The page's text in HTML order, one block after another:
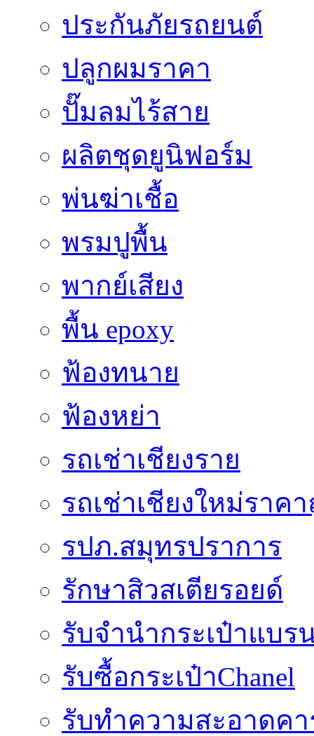
ประกันภัยรถยนต์
ปลูกผมราคา
ปั๊มลมไร้สาย
ผลิตชุดยูนิฟอร์ม
พ่นฆ่าเชื้อ
พรมปูพื้น
พากย์เสียง
พื้น epoxy
ฟ้องทนาย
ฟ้องหย่า
รถเช่าเชียงราย
รถเช่าเชียงใหม่ราค
รปภ.สมุทรปราการ
รักษาสิวสเตียรอยด์
รับจำนำกระเป๋าแบร
รับซื้อกระเป๋าChanel
รับทำความสะอาดค